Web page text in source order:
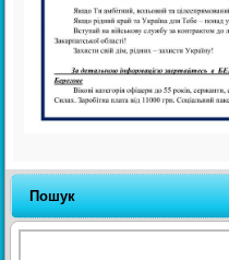
Пошук